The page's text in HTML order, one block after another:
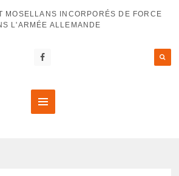
MOSELLANS INCORPORÉS DE FORCE
L'ARMÉE ALLEMANDE